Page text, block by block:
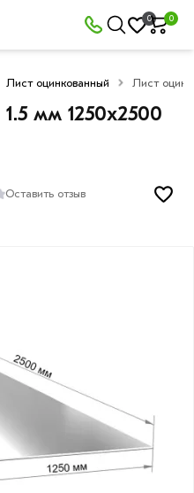
0 0
Лист оцинкованный Лист
мм 1250х2500
Оставить отзыв